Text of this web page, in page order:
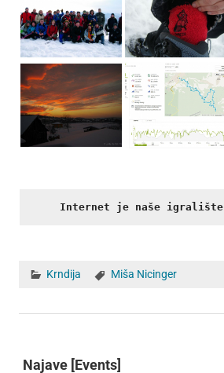
Internet je naše igralište
Krndija Miša Nicinger
Najave [Events]